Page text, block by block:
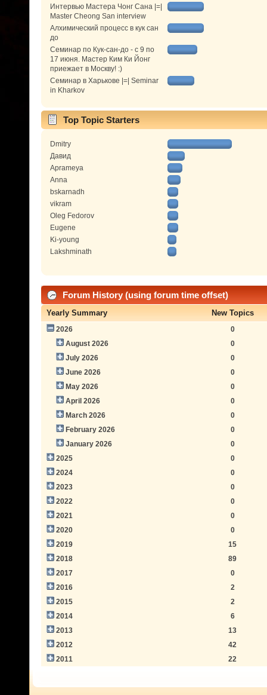
Интервью Мастера Чонг Сана |=|
Master Cheong San interview
Алхимический процесс в кук сан
до
Семинар по Кук-сан-до - с 9 по
17 июня. Мастер Ким Ки Йонг
приежает в Москву! :)
Семинар в Харькове |=| Seminar
in Kharkov
Top Topic Starters
Dmitry
Давид
Aprameya
Anna
bskarnadh
vikram
Oleg Fedorov
Eugene
Ki-young
Lakshminath
Forum History (using forum time offset)
Yearly Summary New Topics
2026
0
August 2026
0
July 2026
0
June 2026
0
May 2026
0
April 2026
0
March 2026
0
February 2026
0
January 2026
0
2025
0
2024
0
2023
0
2022
0
2021
0
2020
0
2019
15
2018
89
2017
0
2016
2
2015
2
2014
6
2013
13
2012
42
2011
22